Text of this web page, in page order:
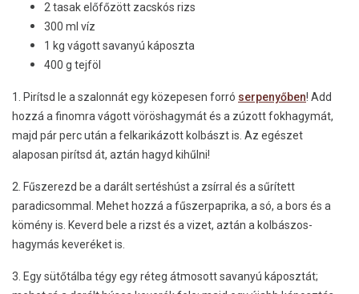
2 tasak előfőzött zacskós rizs
300 ml víz
1 kg vágott savanyú káposzta
400 g tejföl
1. Pirítsd le a szalonnát egy közepesen forró serpenyőben! Add
hozzá a finomra vágott vöröshagymát és a zúzott fokhagymát,
majd pár perc után a felkarikázott kolbászt is. Az egészet
alaposan pirítsd át, aztán hagyd kihűlni!
2. Fűszerezd be a darált sertéshúst a zsírral és a sűrített
paradicsommal. Mehet hozzá a fűszerpaprika, a só, a bors és a
kömény is. Keverd bele a rizst és a vizet, aztán a kolbászos-
hagymás keveréket is.
3. Egy sütőtálba tégy egy réteg átmosott savanyú káposztát;